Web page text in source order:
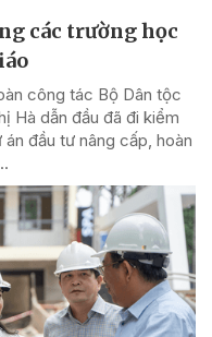
các trường học
công tác Bộ Dân tộc
Hà dẫn đầu đã đi kiểm
đầu tư nâng cấp, hoàn